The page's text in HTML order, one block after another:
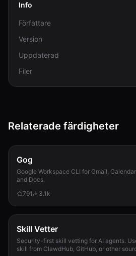
Info
Författare
Version
Uppdaterad
Filer
Relaterade färdigheter
Gog
Google Workspace CLI for Gmail,
and Docs.
791
3.1k
Skill Vetter
Security-first skill vetting for AI agents.
skill from ClawdHub, GitHub, or other